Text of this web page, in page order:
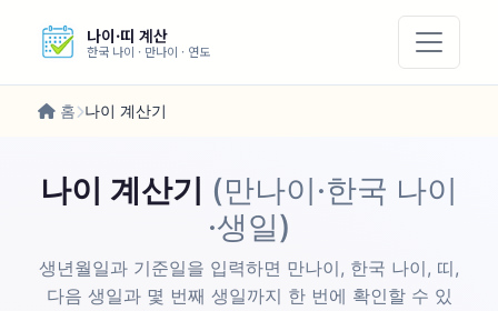
나이·띠 계산
한국 나이 · 만나이 · 연도
홈 나이 계산기
나이 계산기 (만나이·한국 나이
·생일)
생년월일과 기준일을 입력하면 만나이, 한국 나이, 띠,
다음 생일과 몇 번째 생일까지 한 번에 확인할 수 있